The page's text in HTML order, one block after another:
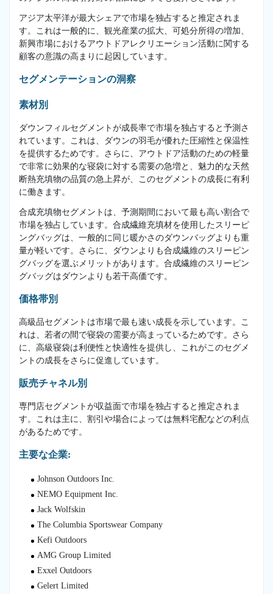
アジア太平洋が最大シェアで市場を独占すると推定されま
す。これは一般的に、観光産業の拡大、可処分所得の増加、
新興市場におけるアウトドアレクリエーション活動に関する
顧客の意識の高まりに起因しています。
セグメンテーションの洞察
素材別
ダウンフィルセグメントが成長率で市場を独占すると予測さ
れています。これは、ダウンの羽毛が優れた圧縮性と保温性
を提供するためです。さらに、アウトドア活動のための軽量
で非常に効果的な寝袋に対する需要の急増と、魅力的な天然
断熱充填物の品質の急上昇が、このセグメントの成長に有利
に働きます。
合成充填物セグメントは、予測期間において最も高い割合で
市場を独占しています。合成繊維充填材を使用したスリーピ
ングバッグは、一般的に同じ暖かさのダウンバッグよりも重
量が軽いです。さらに、ダウンよりも合成繊維のスリーピン
グバッグを選ぶメリットがあります。合成繊維のスリーピン
グバッグはダウンよりも若干高価です。
価格帯別
高級品セグメントは市場で最も速い成長を示しています。こ
れは、若者の間で寝袋の需要が高まっているためです。さら
に、高級寝袋は利便性と快適性を提供し、これがこのセグメ
ントの成長をさらに促進しています。
販売チャネル別
専門店セグメントが収益面で市場を独占すると推定されま
す。これは主に、割引や場合によっては無料宅配などの利点
があるためです。
主要な企業:
Johnson Outdoors Inc.
NEMO Equipment Inc.
Jack Wolfskin
The Columbia Sportswear Company
Kefi Outdoors
AMG Group Limited
Exxel Outdoors
Gelert Limited